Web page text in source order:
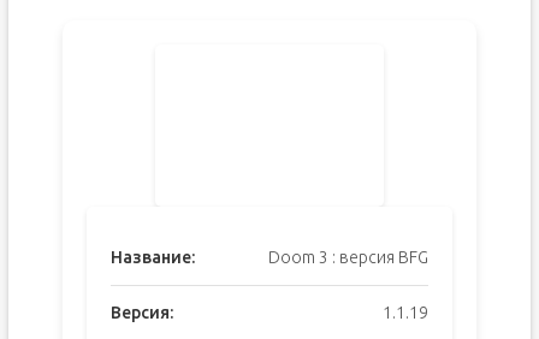
Название: Doom 3 : версия BFG
Версия: 1.1.19